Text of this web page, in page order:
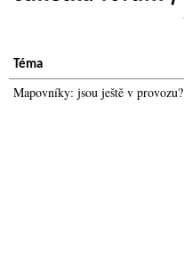
Téma
Mapovníky: jsou ještě v provozu?